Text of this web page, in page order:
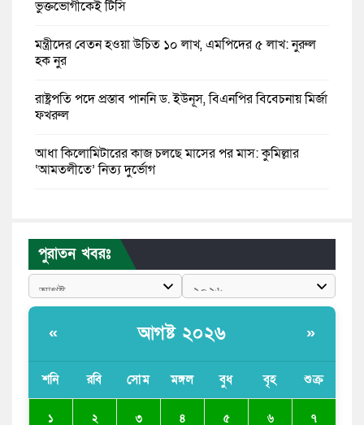
ভুক্তভোগীকেই টিসি
মন্ত্রীদের বেতন হওয়া উচিত ১০ লাখ, এমপিদের ৫ লাখ: নুরুল
হক নুর
রাষ্ট্রপতি পদে প্রস্তাব পাননি ড. ইউনূস, বিএনপির বিবেচনায় মির্জা
ফখরুল
আধা কিলোমিটারের কাজ চলছে মাসের পর মাস: কুমিল্লার
‘আমতলীতে’ নিত্য দুর্ভোগ
পুলিশকে পিটিয়ে রক্তাক্ত করেছি এ দৃশ্য কি আপনারা দেখেননি:
এনসিপি নেতা
সরকার
পুরাতন খবরঃ
« আগষ্ট ২০২৬ »
শনি রবি সোম মঙ্গল বুধ বৃহ শুক্র
১ ২ ৩ ৪ ৫ ৬ ৭